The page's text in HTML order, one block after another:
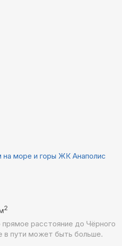
на море и горы ЖК Анаполис
2
прямое расстояние до Чёрного
в пути может быть больше.